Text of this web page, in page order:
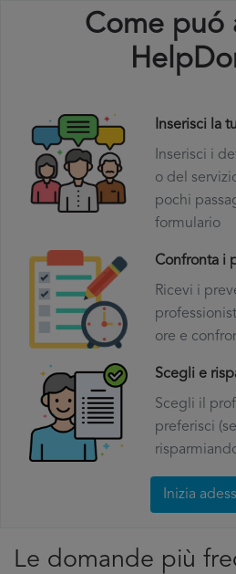
Come puó
Inserisci la
Inserisci i
o del
pochi
formulario
Confronta i
Ricevi i
ore e
Scegli e
Scegli il
preferisci
Inizia
Le domande più